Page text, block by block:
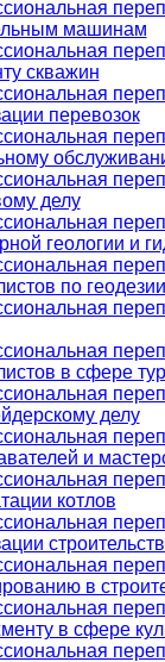
машинам
скважин
перевозок
делу
геологии и
по геодезии
в сфере
делу
и
котлов
в
в сфере